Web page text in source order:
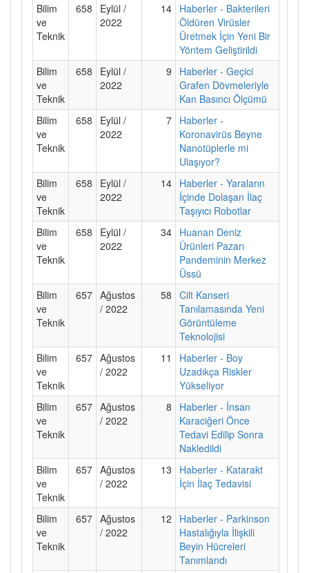
Bilim
ve
Teknik
658
Eylül /
2022
14 Haberler - Bakterileri
Öldüren Virüsler
Üretmek İçin Yeni Bir
Yöntem Geliştirildi
Bilim
ve
Teknik
658
Eylül /
2022
9
Haberler - Geçici
Grafen Dövmeleriyle
Kan Basıncı Ölçümü
Bilim
ve
Teknik
658
Eylül /
2022
7 Haberler -
Koronavirüs Beyne
Nanotüplerle mi
Ulaşıyor?
Bilim
ve
Teknik
658
Eylül /
2022
14 Haberler - Yaraların
İçinde Dolaşan İlaç
Taşıyıcı Robotlar
Bilim
ve
Teknik
658
Eylül /
2022
34 Huanan Deniz
Ürünleri Pazarı
Pandeminin Merkez
Üssü
Bilim
ve
Teknik
657 Ağustos
/ 2022
58 Cilt Kanseri
Tanılamasında Yeni
Görüntüleme
Teknolojisi
Bilim
ve
Teknik
657 Ağustos
/ 2022
11
Haberler - Boy
Uzadıkça Riskler
Yükseliyor
Bilim
ve
Teknik
657 Ağustos
/ 2022
8
Haberler - İnsan
Karaciğeri Önce
Tedavi Edilip Sonra
Nakledildi
Bilim
ve
Teknik
657 Ağustos
/ 2022
13
Haberler - Katarakt
İçin İlaç Tedavisi
Bilim
ve
Teknik
657 Ağustos
/ 2022
12
Haberler - Parkinson
Hastalığıyla İlişkili
Beyin Hücreleri
Tanımlandı